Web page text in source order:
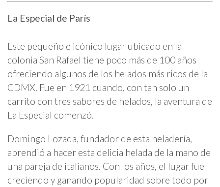
La Especial de París
Este pequeño e icónico lugar ubicado en la
colonia San Rafael tiene poco más de 100 años
ofreciendo algunos de los helados más ricos de la
CDMX. Fue en 1921 cuando, con tan solo un
carrito con tres sabores de helados, la aventura de
La Especial comenzó.
Domingo Lozada, fundador de esta heladería,
aprendió a hacer esta delicia helada de la mano de
una pareja de italianos. Con los años, el lugar fue
creciendo y ganando popularidad sobre todo por